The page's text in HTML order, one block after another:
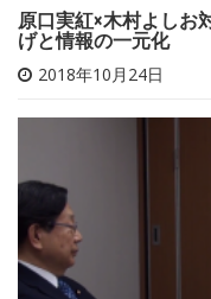
原口実紅×木村よし
げと情報の一元化
2018年10月24日